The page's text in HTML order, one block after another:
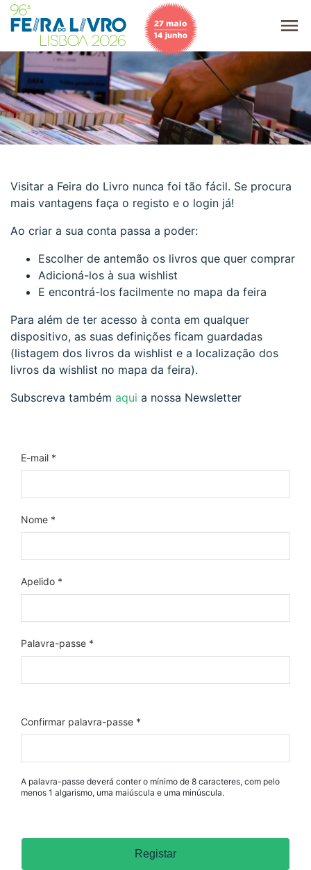
Visitar a Feira do Livro nunca foi tão fácil. Se procura
mais vantagens faça o registo e o login já!
Ao criar a sua conta passa a poder:
Escolher de antemão os livros que quer comprar
Adicioná-los à sua wishlist
E encontrá-los facilmente no mapa da feira
Para além de ter acesso à conta em qualquer
dispositivo, as suas definições ficam guardadas
(listagem dos livros da wishlist e a localização dos
livros da wishlist no mapa da feira).
Subscreva também aqui a nossa Newsletter
E-mail *
Nome *
Apelido *
Palavra-passe *
Confirmar palavra-passe *
A palavra-passe deverá conter o mínimo de 8 caracteres, com pelo
menos 1 algarismo, uma maiúscula e uma minúscula.